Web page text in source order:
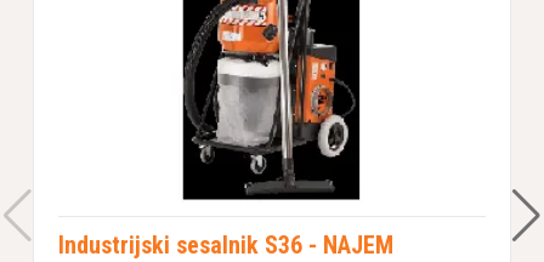
Industrijski sesalnik S36 - NAJEM